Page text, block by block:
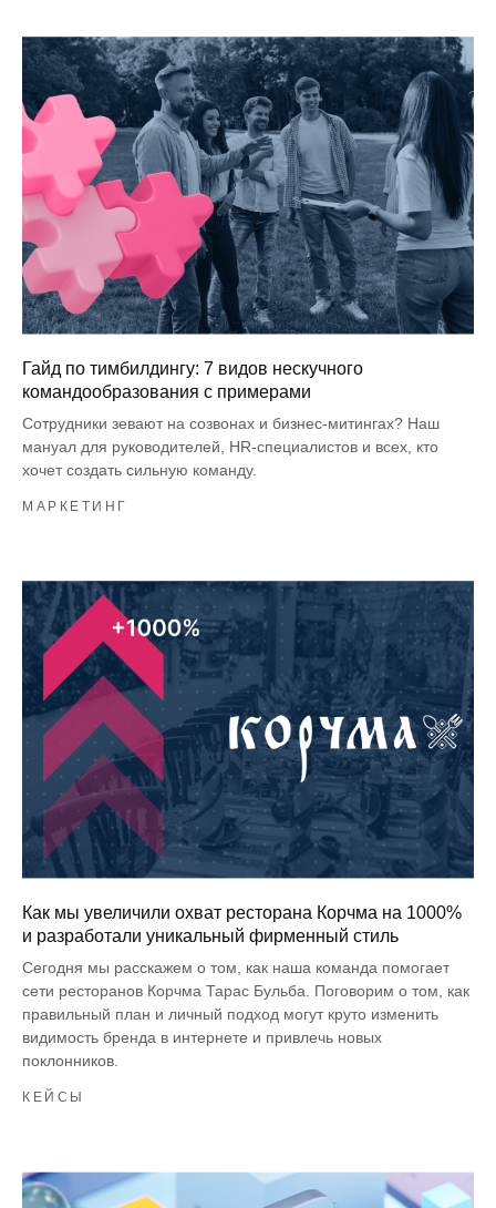
Гайд по тимбилдингу: 7 видов нескучного
командообразования с примерами
Сотрудники зевают на созвонах и бизнес-митингах? Наш
мануал для руководителей, HR-специалистов и всех, кто
хочет создать сильную команду.
МАРКЕТИНГ
Как мы увеличили охват ресторана Корчма на 1000%
и разработали уникальный фирменный стиль
Сегодня мы расскажем о том, как наша команда помогает
сети ресторанов Корчма Тарас Бульба. Поговорим о том, как
правильный план и личный подход могут круто изменить
видимость бренда в интернете и привлечь новых
поклонников.
КЕЙСЫ